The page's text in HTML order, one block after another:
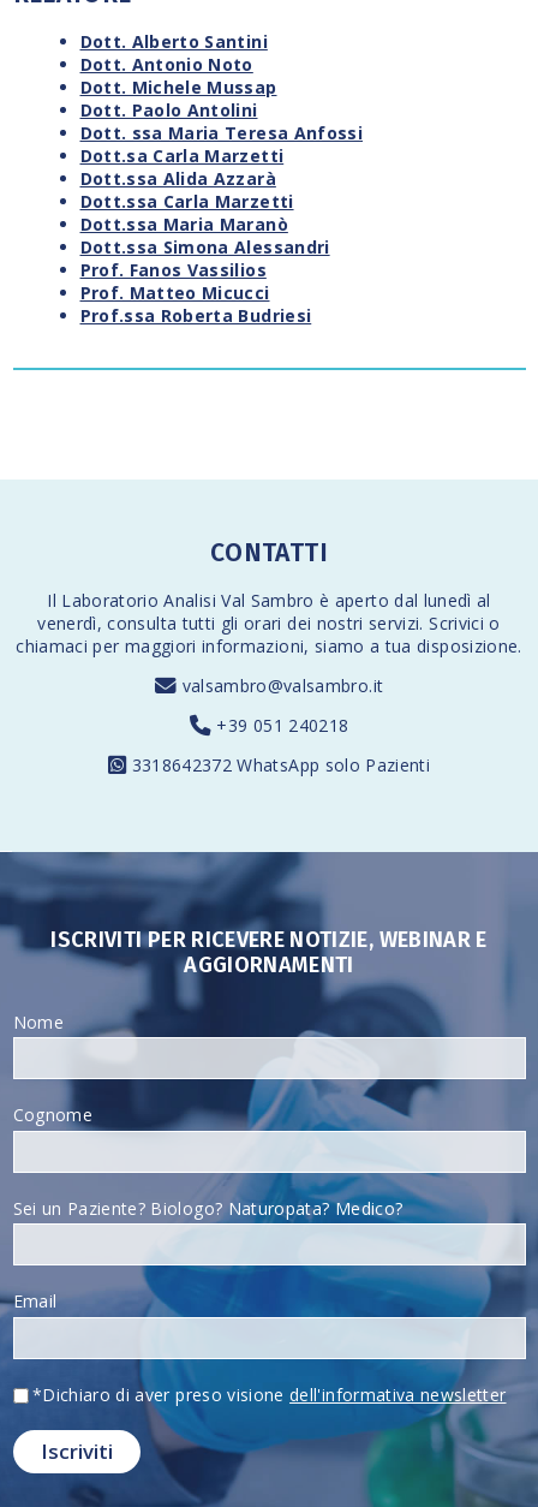
Dott. Alberto Santini
Dott. Antonio Noto
Dott. Michele Mussap
Dott. Paolo Antolini
Dott. ssa Maria Teresa Anfossi
Dott.sa Carla Marzetti
Dott.ssa Alida Azzarà
Dott.ssa Carla Marzetti
Dott.ssa Maria Maranò
Dott.ssa Simona Alessandri
Prof. Fanos Vassilios
Prof. Matteo Micucci
Prof.ssa Roberta Budriesi
CONTATTI
Il Laboratorio Analisi Val Sambro è aperto dal lunedì al
venerdì,consulta tutti gli orari dei nostri servizi. Scrivici o
chiamaci per maggiori informazioni, siamo a tua disposizione.
valsambro@valsambro.it
+39 051 240218
3318642372WhatsApp solo Pazienti
ISCRIVITI PER RICEVERE NOTIZIE, WEBINAR E
AGGIORNAMENTI
Nome
Cognome
Sei un Paziente? Biologo? Naturopata? Medico?
Email
*Dichiaro di aver preso visionedell'informativa newsletter